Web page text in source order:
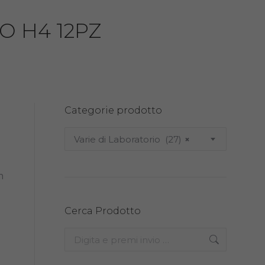
H4 12PZ
Categorie prodotto
×
Varie di Laboratorio (27)
Cerca Prodotto